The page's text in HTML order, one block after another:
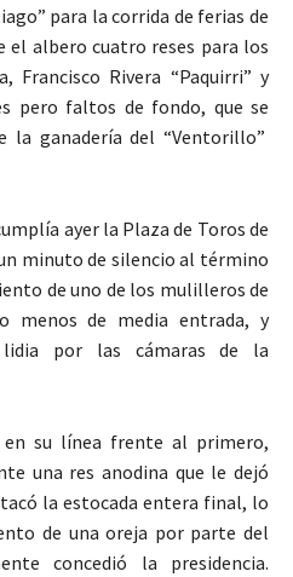
para la corrida de ferias de
el albero cuatro reses para los
Francisco Rivera “Paquirri” y
pero faltos de fondo, que se
la ganadería del “Ventorillo”
ayer la Plaza de Toros de
minuto de silencio al término
de uno de los mulilleros de
menos de media entrada, y
por las cámaras de la
en su línea frente al primero,
una res anodina que le dejó
la estocada entera final, lo
de una oreja por parte del
concedió la presidencia.